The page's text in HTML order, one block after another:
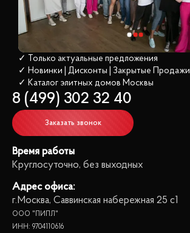
✓ Только актуальные предложения
✓ Новинки | Дисконты | Закрытые Продажи
✓ Каталог элитных домов Москвы
8 (499) 302 32 40
Заказать звонок
Время работы
Круглосуточно, без выходных
Адрес офиса:
г.Москва, Саввинская набережная 25 с1
ООО "ПИПЛ"
ИНН: 9704110616